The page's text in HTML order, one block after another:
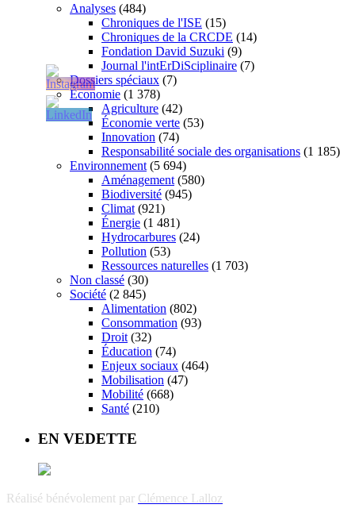
Analyses (484)
Chroniques de l'ISE (15)
Chroniques de la CRCDE (14)
Fondation David Suzuki (9)
Journal l'intErDiSciplinaire (7)
Dossiers spéciaux (7)
Économie (1 378)
Agriculture (42)
Économie verte (53)
Innovation (74)
Responsabilité sociale des organisations (1 185)
Environnement (5 694)
Aménagement (580)
Biodiversité (945)
Climat (921)
Énergie (1 481)
Hydrocarbures (24)
Pollution (53)
Ressources naturelles (1 703)
Non classé (30)
Société (2 845)
Alimentation (802)
Consommation (93)
Droit (32)
Éducation (74)
Enjeux sociaux (464)
Mobilisation (47)
Mobilité (668)
Santé (210)
EN VEDETTE
Réalisé bénévolement par Clémence Lalloz